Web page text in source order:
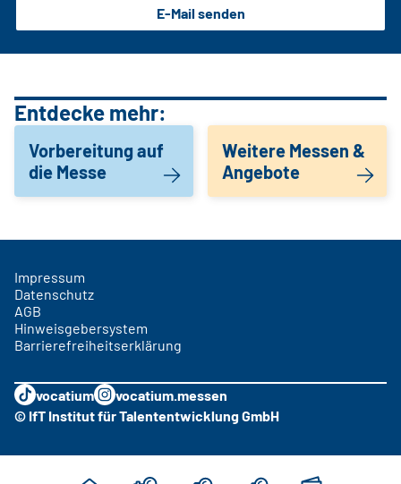
E-Mail senden
Entdecke mehr:
Vorbereitung auf
die Messe
Weitere Messen &
Angebote
Impressum
Datenschutz
AGB
Hinweisgebersystem
Barrierefreiheitserklärung
vocatium
vocatium.messen
© IfT Institut für Talententwicklung GmbH